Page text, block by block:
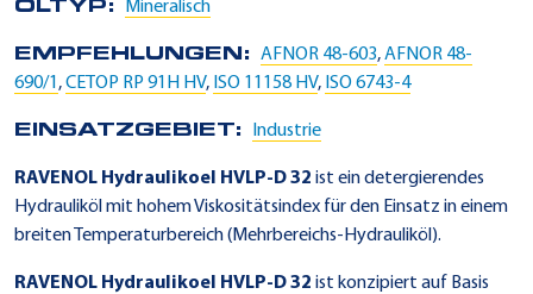
ÖLTYP: Mineralisch
EMPFEHLUNGEN: AFNOR 48-603,AFNOR 48-
690/1 ,CETOP RP 91H HV, ISO 11158 HV, ISO 6743-4
EINSATZGEBIET: Industrie
RAVENOL Hydraulikoel HVLP-D 32 ist ein detergierendes
Hydrauliköl mit hohem Viskositätsindex für den Einsatz in einem
breiten Temperaturbereich (Mehrbereichs-Hydrauliköl).
RAVENOL Hydraulikoel HVLP-D 32 ist konzipiert auf Basis